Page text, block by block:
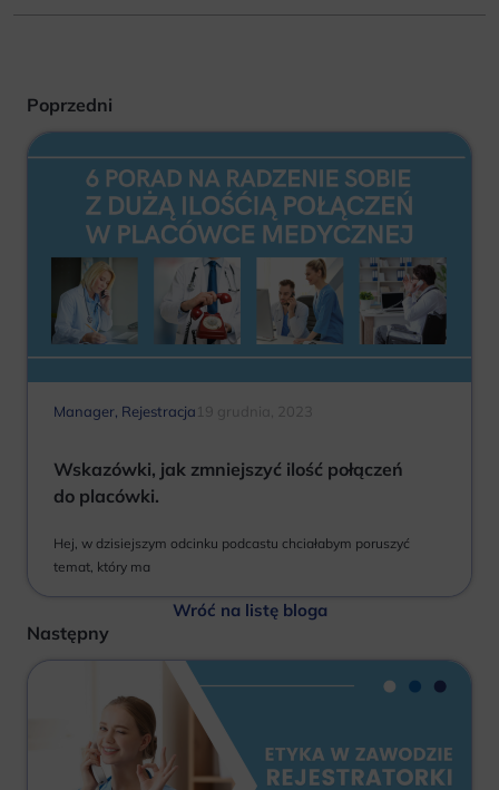
Poprzedni
Manager Rejestracja 19 grudnia, 2023
Wskazówki, jak zmniejszyć ilość połączeń
do placówki.
Hej, w dzisiejszym odcinku podcastu chciałabym poruszyć
temat, który ma
Wróć na listę bloga
Następny